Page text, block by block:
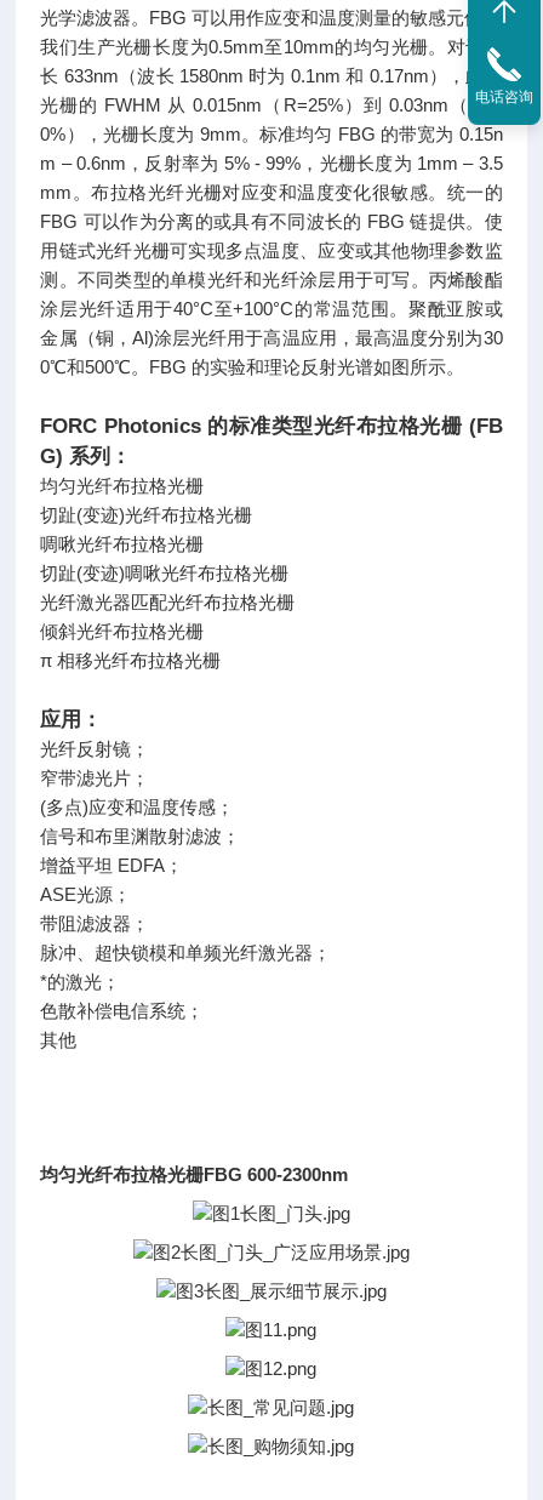
光学滤波器。FBG 可以用作应变和温度测量的敏感元件。
我们生产光栅长度为0.5mm至10mm的均匀光栅。对于波
长 633nm（波长 1580nm 时为 0.1nm 和 0.17nm），此类
光栅的 FWHM 从 0.015nm（R=25%）到 0.03nm（R=9
0%），光栅长度为 9mm。标准均匀 FBG 的带宽为 0.15n
m – 0.6nm，反射率为 5% - 99%，光栅长度为 1mm – 3.5
mm。布拉格光纤光栅对应变和温度变化很敏感。统一的
FBG 可以作为分离的或具有不同波长的 FBG 链提供。使
用链式光纤光栅可实现多点温度、应变或其他物理参数监
测。不同类型的单模光纤和光纤涂层用于可写。丙烯酸酯
涂层光纤适用于40°C至+100°C的常温范围。聚酰亚胺或
金属（铜，Al)涂层光纤用于高温应用，最高温度分别为30
0℃和500℃。FBG 的实验和理论反射光谱如图所示。
FORC Photonics 的标准类型光纤布拉格光栅 (FB
G) 系列：
均匀光纤布拉格光栅
切趾(变迹)光纤布拉格光栅
啁啾光纤布拉格光栅
切趾(变迹)啁啾光纤布拉格光栅
光纤激光器匹配光纤布拉格光栅
倾斜光纤布拉格光栅
π 相移光纤布拉格光栅
应用：
光纤反射镜；
窄带滤光片；
(多点)应变和温度传感；
信号和布里渊散射滤波；
增益平坦 EDFA；
ASE光源；
带阻滤波器；
脉冲、超快锁模和单频光纤激光器；
*的激光；
色散补偿电信系统；
其他
均匀光纤布拉格光栅FBG 600-2300nm
电话咨询